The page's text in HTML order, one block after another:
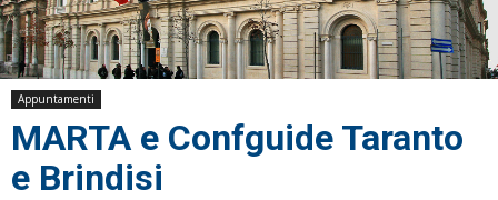
Appuntamenti
MARTA e Confguide Taranto
e Brindisi